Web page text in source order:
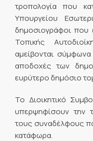
τροπολογία που
Υπουργείου
δημοσιογράφοι που
Τοπικής
αμείβονται
αποδοχές των
ευρύτερο δημόσιο
Το Διοικητικό
υπερψηφίσουν την
τους συναδέλφους
κατάφωρα.